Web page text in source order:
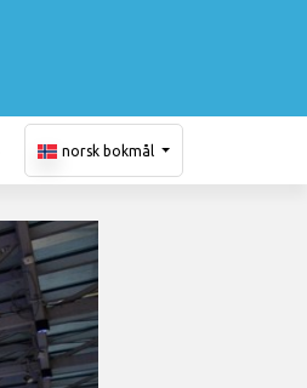
norsk bokmål